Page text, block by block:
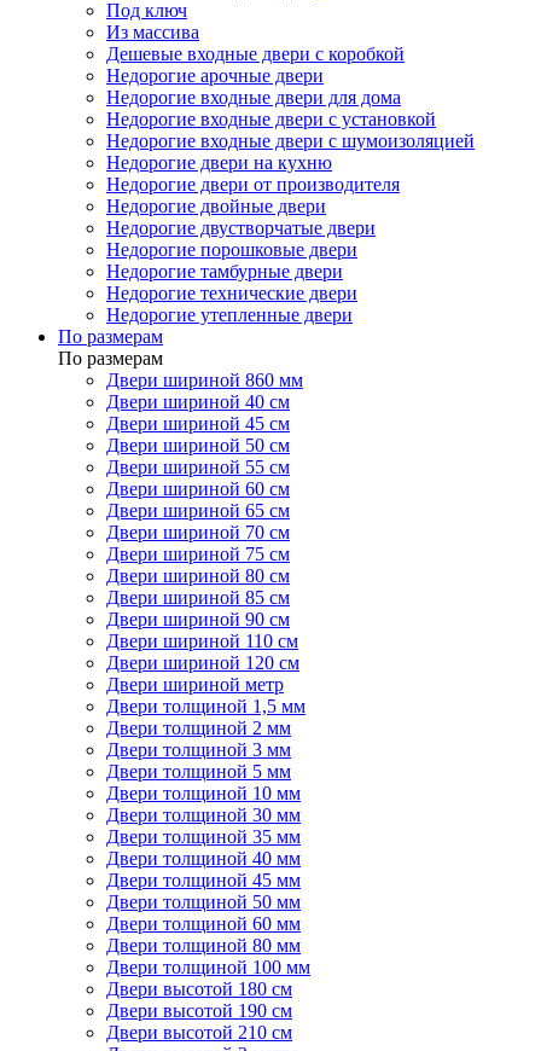
Под ключ
Из массива
Дешевые входные двери с коробкой
Недорогие арочные двери
Недорогие входные двери для дома
Недорогие входные двери с установкой
Недорогие входные двери с шумоизоляцией
Недорогие двери на кухню
Недорогие двери от производителя
Недорогие двойные двери
Недорогие двустворчатые двери
Недорогие порошковые двери
Недорогие тамбурные двери
Недорогие технические двери
Недорогие утепленные двери
По размерам
По размерам
Двери шириной 860 мм
Двери шириной 40 см
Двери шириной 45 см
Двери шириной 50 см
Двери шириной 55 см
Двери шириной 60 см
Двери шириной 65 см
Двери шириной 70 см
Двери шириной 75 см
Двери шириной 80 см
Двери шириной 85 см
Двери шириной 90 см
Двери шириной 110 см
Двери шириной 120 см
Двери шириной метр
Двери толщиной 1,5 мм
Двери толщиной 2 мм
Двери толщиной 3 мм
Двери толщиной 5 мм
Двери толщиной 10 мм
Двери толщиной 30 мм
Двери толщиной 35 мм
Двери толщиной 40 мм
Двери толщиной 45 мм
Двери толщиной 50 мм
Двери толщиной 60 мм
Двери толщиной 80 мм
Двери толщиной 100 мм
Двери высотой 180 см
Двери высотой 190 см
Двери высотой 210 см